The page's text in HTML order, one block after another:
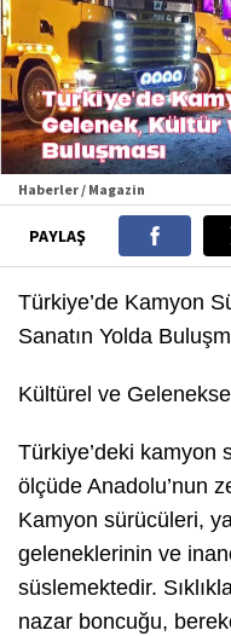
Haberler / Magazin
PAYLAŞ
Türkiye’de Kamyon
Sanatın Yolda
Kültürel ve
Türkiye’deki kamyon
ölçüde Anadolu’nun
Kamyon sürücüleri,
geleneklerinin ve
süslemektedir.
nazar boncuğu,